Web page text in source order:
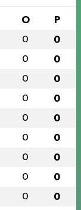
O P
0 0
0 0
0 0
0 0
0 0
0 0
0 0
0 0
0 0